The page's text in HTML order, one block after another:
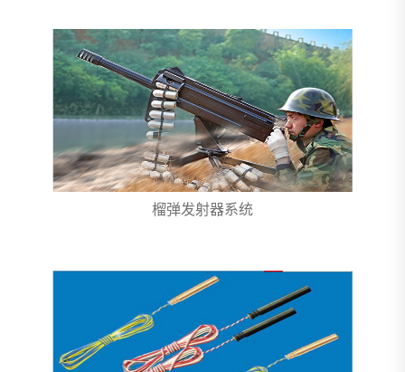
榴弹发射器系统